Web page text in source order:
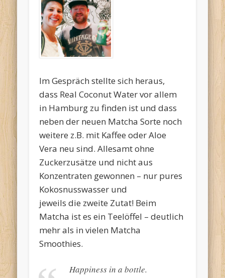
Im Gespräch stellte sich heraus,
dass Real Coconut Water vor allem
in Hamburg zu finden ist und dass
neben der neuen Matcha Sorte noch
weitere z.B. mit Kaffee oder Aloe
Vera neu sind. Allesamt ohne
Zuckerzusätze und nicht aus
Konzentraten gewonnen – nur pures
Kokosnusswasser und
jeweils die zweite Zutat! Beim
Matcha ist es ein Teelöffel – deutlich
mehr als in vielen Matcha
Smoothies.
Happiness in a bottle.